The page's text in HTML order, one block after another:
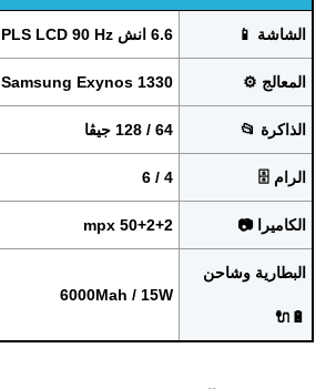
الشاشة 📱 6.6 انش PLS LCD 90 Hz
المعالج ⚙️ Samsung Exynos 1330
الذاكرة 📂 64 / 128 جيڨا
الرام 🗄️ 4 / 6
الكاميرا 📷 50+2+2 mpx
البطارية وشاحن
🔋🔌
6000Mah / 15W